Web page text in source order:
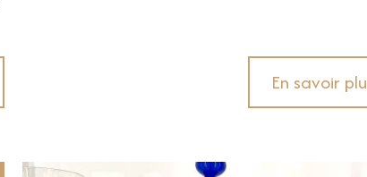
En savoir